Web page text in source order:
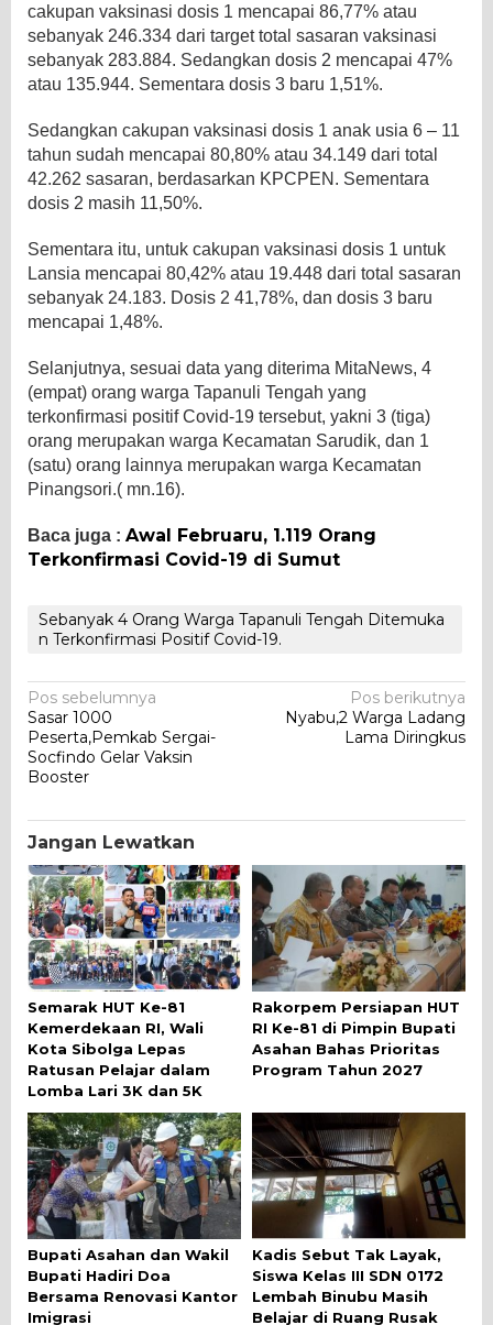
cakupan vaksinasi dosis 1 mencapai 86,77% atau
sebanyak 246.334 dari target total sasaran vaksinasi
sebanyak 283.884. Sedangkan dosis 2 mencapai 47%
atau 135.944. Sementara dosis 3 baru 1,51%.
Sedangkan cakupan vaksinasi dosis 1 anak usia 6 – 11
tahun sudah mencapai 80,80% atau 34.149 dari total
42.262 sasaran, berdasarkan KPCPEN. Sementara
dosis 2 masih 11,50%.
Sementara itu, untuk cakupan vaksinasi dosis 1 untuk
Lansia mencapai 80,42% atau 19.448 dari total sasaran
sebanyak 24.183. Dosis 2 41,78%, dan dosis 3 baru
mencapai 1,48%.
Selanjutnya, sesuai data yang diterima MitaNews, 4
(empat) orang warga Tapanuli Tengah yang
terkonfirmasi positif Covid-19 tersebut, yakni 3 (tiga)
orang merupakan warga Kecamatan Sarudik, dan 1
(satu) orang lainnya merupakan warga Kecamatan
Pinangsori.( mn.16).
Baca juga : Awal Februaru, 1.119 Orang
Terkonfirmasi Covid-19 di Sumut
Sebanyak 4 Orang Warga Tapanuli Tengah Ditemuka
n Terkonfirmasi Positif Covid-19.
Navigasi
pos
Pos sebelumnya
Sasar 1000
Peserta,Pemkab Sergai-
Socfindo Gelar Vaksin
Booster
Pos berikutnya
Nyabu,2 Warga Ladang
Lama Diringkus
Jangan Lewatkan
Semarak HUT Ke-81
Kemerdekaan RI, Wali
Kota Sibolga Lepas
Ratusan Pelajar dalam
Lomba Lari 3K dan 5K
Rakorpem Persiapan HUT
RI Ke-81 di Pimpin Bupati
Asahan Bahas Prioritas
Program Tahun 2027
Bupati Asahan dan Wakil
Bupati Hadiri Doa
Bersama Renovasi Kantor
Imigrasi
Kadis Sebut Tak Layak,
Siswa Kelas III SDN 0172
Lembah Binubu Masih
Belajar di Ruang Rusak